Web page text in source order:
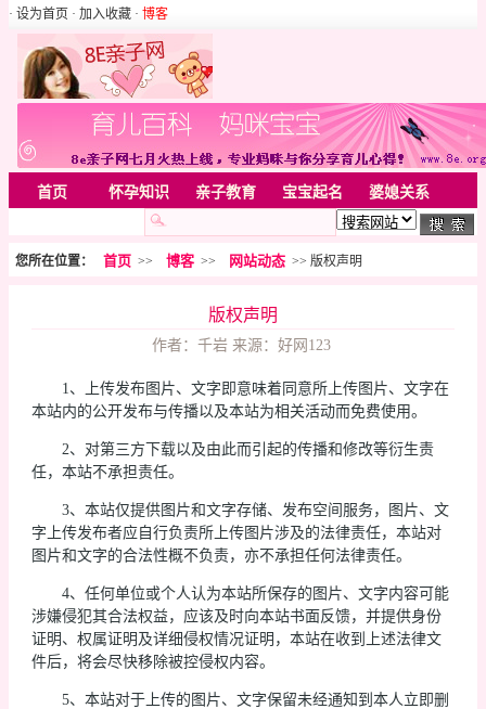
· 设为首页 · 加入收藏 · 博客
首页 怀孕知识 亲子教育 宝宝起名 婆媳关系
胎教音乐 亲子游戏
美容化装 Rss
您所在位置： 首页 >> 博客 >> 网站动态 >> 版权声明
版权声明
作者：千岩 来源：好网123
1、上传发布图片、文字即意味着同意所上传图片、文字在
本站内的公开发布与传播以及本站为相关活动而免费使用。
2、对第三方下载以及由此而引起的传播和修改等衍生责
任，本站不承担责任。
3、本站仅提供图片和文字存储、发布空间服务，图片、文
字上传发布者应自行负责所上传图片涉及的法律责任，本站对
图片和文字的合法性概不负责，亦不承担任何法律责任。
4、任何单位或个人认为本站所保存的图片、文字内容可能
涉嫌侵犯其合法权益，应该及时向本站书面反馈，并提供身份
证明、权属证明及详细侵权情况证明，本站在收到上述法律文
件后，将会尽快移除被控侵权内容。
5、本站对于上传的图片、文字保留未经通知到本人立即删